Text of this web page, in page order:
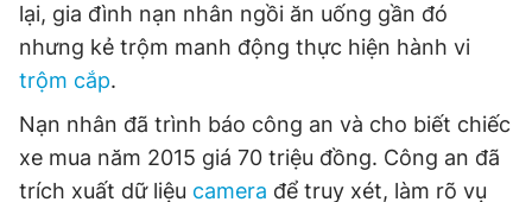
lại, gia đình nạn nhân ngồi ăn uống gần đó
nhưng kẻ trộm manh động thực hiện hành vi
trộm cắp.
Nạn nhân đã trình báo công an và cho biết chiếc
xe mua năm 2015 giá 70 triệu đồng. Công an đã
trích xuất dữ liệu camera để truy xét, làm rõ vụ